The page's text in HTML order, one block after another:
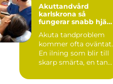
Akuttandvård
karlskrona så
fungerar snabb hjälp
Akuta tandproblem
kommer ofta oväntat.
En ilning som blir till
skarp smärta, en tand